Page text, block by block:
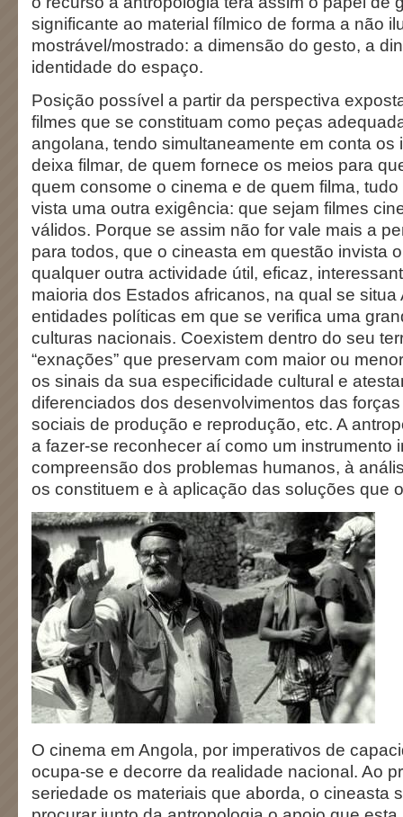
significante ao material fílmico de forma a não
mostrável/mostrado: a dimensão do gesto, a
identidade do espaço.
Posição possível a partir da perspectiva
filmes que se constituam como peças
angolana, tendo simultaneamente em conta os
deixa filmar, de quem fornece os meios para
quem consome o cinema e de quem filma,
vista uma outra exigência: que sejam filmes
válidos. Porque se assim não for vale mais a
para todos, que o cineasta em questão invista
qualquer outra actividade útil, eficaz,
maioria dos Estados africanos, na qual se situa
entidades políticas em que se verifica uma
culturas nacionais. Coexistem dentro do seu
“exnações” que preservam com maior ou
os sinais da sua especificidade cultural e
diferenciados dos desenvolvimentos das
sociais de produção e reprodução, etc. A
a fazer-se reconhecer aí como um instrumento
compreensão dos problemas humanos, à
os constituem e à aplicação das soluções que
O cinema em Angola, por imperativos de
ocupa-se e decorre da realidade nacional. Ao
seriedade os materiais que aborda, o cineasta